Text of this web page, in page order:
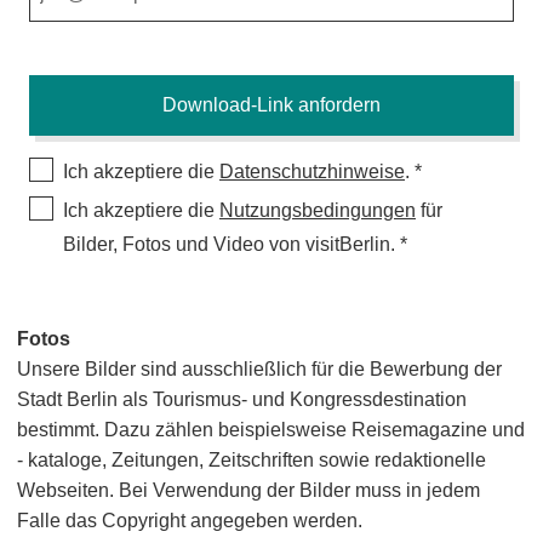
Ich akzeptiere die Datenschutzhinweise.
Ich akzeptiere die Nutzungsbedingungen für
Bilder, Fotos und Video von visitBerlin.
Fotos
Unsere Bilder sind ausschließlich für die Bewerbung der
Stadt Berlin als Tourismus- und Kongressdestination
bestimmt. Dazu zählen beispielsweise Reisemagazine und
- kataloge, Zeitungen, Zeitschriften sowie redaktionelle
Webseiten. Bei Verwendung der Bilder muss in jedem
Falle das Copyright angegeben werden.